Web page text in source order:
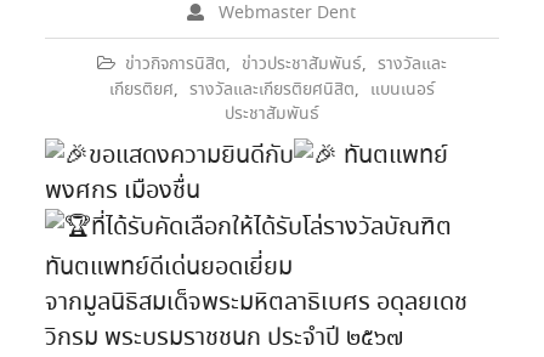
Webmaster Dent
ข่าวกิจการนิสิต, ข่าวประชาสัมพันธ์, รางวัลและ
เกียรติยศ, รางวัลและเกียรติยศนิสิต, แบนเนอร์
ประชาสัมพันธ์
ขอแสดงความยินดีกับ
ทันตแพทย์
พงศกร เมืองชื่น
ที่ได้รับคัดเลือกให้ได้รับโล่รางวัลบัณฑิต
ทันตแพทย์ดีเด่นยอดเยี่ยม
จากมูลนิธิสมเด็จพระมหิตลาธิเบศร อดุลยเดช
วิกรม พระบรมราชชนก ประจำปี ๒๕๖๗